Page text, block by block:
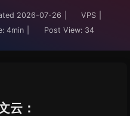
2026-07-26 VPS
4min Post View: 34
云：